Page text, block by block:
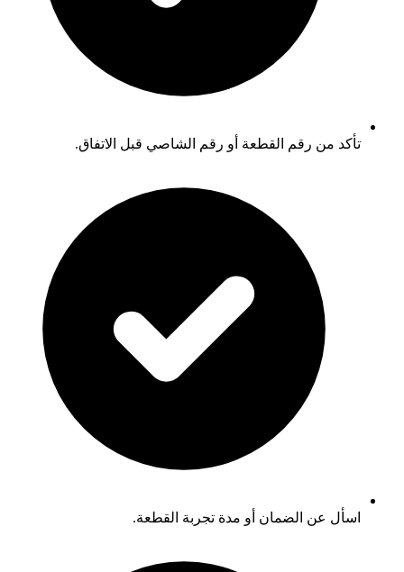
تأكد من رقم القطعة أو رقم الشاصي قبل الاتفاق.
اسأل عن الضمان أو مدة تجربة القطعة.